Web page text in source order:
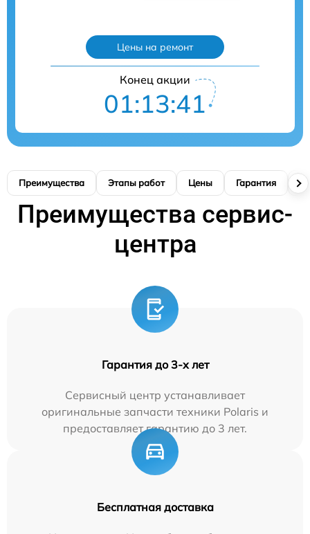
Цены на ремонт
Конец акции
01:13:40
Преимущества Этапы работ Цены Гарантия
Преимущества сервис-
центра
Гарантия до 3-х лет
Сервисный центр устанавливает
оригинальные запчасти техники Polaris и
предоставляет гарантию до 3 лет.
Бесплатная доставка